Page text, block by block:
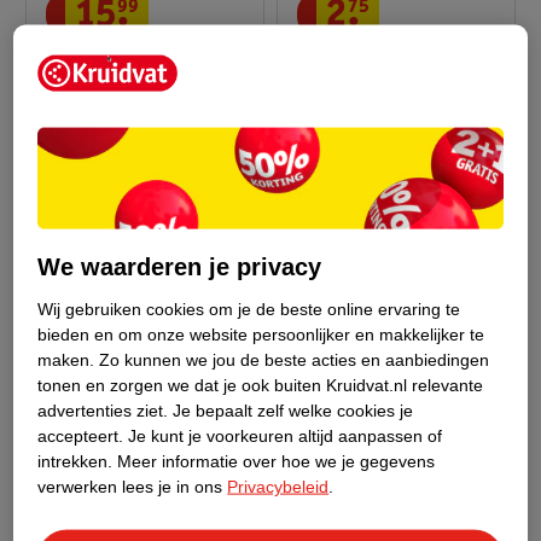
Kruidvat
Lotiondoekjes
15.
99 2.
75
2.
69 2
We waarderen je privacy
Wij gebruiken cookies om je de beste online ervaring te
bieden en om onze website persoonlijker en makkelijker te
maken. Zo kunnen we jou de beste acties en aanbiedingen
tonen en zorgen we dat je ook buiten Kruidvat.nl relevante
advertenties ziet. Je bepaalt zelf welke cookies je
accepteert. Je kunt je voorkeuren altijd aanpassen of
intrekken.
Meer informatie over hoe we je gegevens
verwerken lees je in ons Privacybeleid